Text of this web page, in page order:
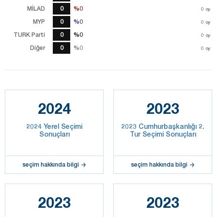
MİLAD
MYP
TURK Parti
Diğer
0
0
0
0
%0 0 oy
%0 0 oy
%0 0 oy
%0 0 oy
%0
%0
%0
%0
2024
2024 Yerel Seçimi
Sonuçları
seçim hakkında bilgi
2023
2023 Cumhurbaşkanlığı 2.
Tur Seçimi Sonuçları
seçim hakkında bilgi
2023 2023